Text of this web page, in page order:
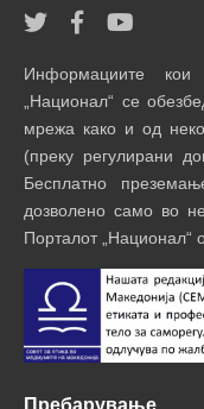
Информациите
„Национал“ се
мрежа како и од
(преку регулирани
Бесплатно
дозволено само во
Порталот „Национал“
Пребарување